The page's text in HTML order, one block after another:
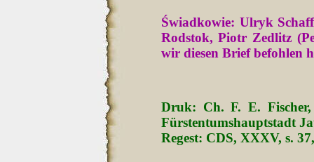
Świadkowie: Ulryk
Rodstok, Piotr Zedlitz
wir diesen Brief befohlen
Druk: Ch. F. E. Fischer,
Fürstentumshauptstadt
Regest: CDS, XXXV, s.